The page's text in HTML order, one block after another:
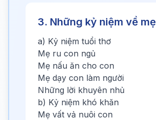
3. Những kỷ niệm về mẹ
a) Kỷ niệm tuổi thơ
Mẹ ru con ngủ
Mẹ nấu ăn cho con
Mẹ dạy con làm người
Những lời khuyên nhủ
b) Kỷ niệm khó khăn
Mẹ vất vả nuôi con